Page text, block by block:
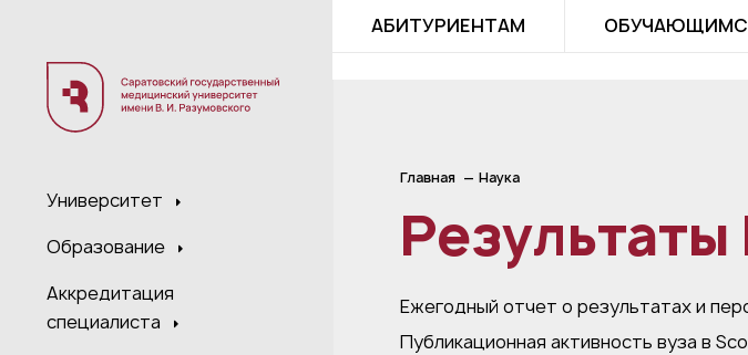
Университет
Образование
Аккредитация
специалиста
АБИТУРИЕНТАМ
Главная Наука
Ежегодный отчет о результатах и
Публикационная активность вуза в